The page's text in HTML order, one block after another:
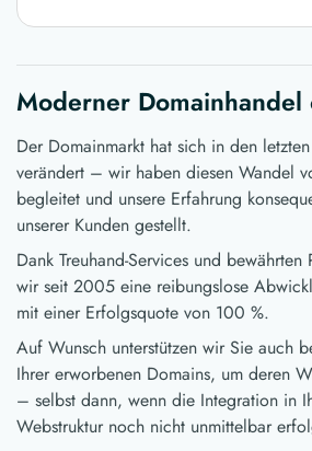
Moderner Domainhandel
Der Domainmarkt hat sich in den letzten
verändert – wir haben diesen Wandel
begleitet und unsere Erfahrung
unserer Kunden gestellt.
Dank Treuhand-Services und bewährten
wir seit 2005 eine reibungslose
mit einer Erfolgsquote von 100 %.
Auf Wunsch unterstützen wir Sie auch
Ihrer erworbenen Domains, um deren
– selbst dann, wenn die Integration in
Webstruktur noch nicht unmittelbar